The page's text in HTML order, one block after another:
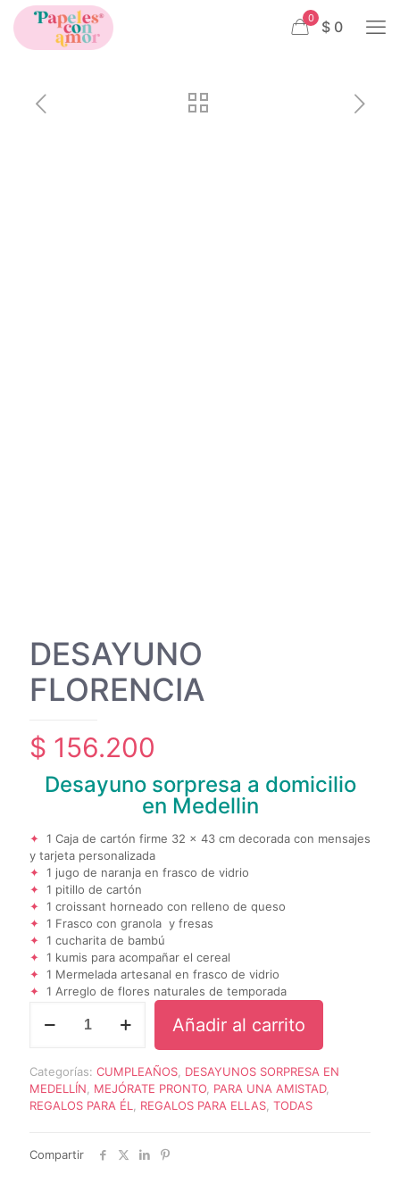
0 $ 0
DESAYUNO
FLORENCIA
$ 156.200
Desayuno sorpresa a domicilio
en Medellin
1 Caja de cartón firme 32 x 43 cm decorada con mensajes
y tarjeta personalizada
1 jugo de naranja en frasco de vidrio
1 pitillo de cartón
1 croissant horneado con relleno de queso
1 Frasco con granola y fresas
1 cucharita de bambú
1 kumis para acompañar el cereal
1 Mermelada artesanal en frasco de vidrio
1 Arreglo de flores naturales de temporada
FLORENCIA
Añadir al carrito
Categorías: CUMPLEAÑOS DESAYUNOS SORPRESA EN
MEDELLÍN
MEJÓRATE PRONTO PARA UNA AMISTAD,
REGALOS PARA ÉL
REGALOS PARA ELLAS TODAS
Compartir